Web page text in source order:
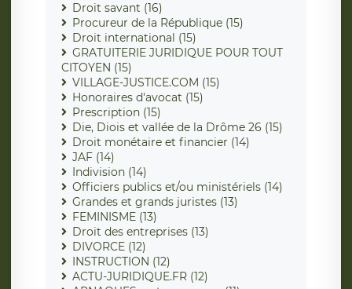
Droit savant (16)
Procureur de la République (15)
Droit international (15)
GRATUITERIE JURIDIQUE POUR TOUT
CITOYEN (15)
VILLAGE-JUSTICE.COM (15)
Honoraires d'avocat (15)
Prescription (15)
Die, Diois et vallée de la Drôme 26 (15)
Droit monétaire et financier (14)
JAF (14)
Indivision (14)
Officiers publics et/ou ministériels (14)
Grandes et grands juristes (13)
FEMINISME (13)
Droit des entreprises (13)
DIVORCE (12)
INSTRUCTION (12)
ACTU-JURIDIQUE.FR (12)